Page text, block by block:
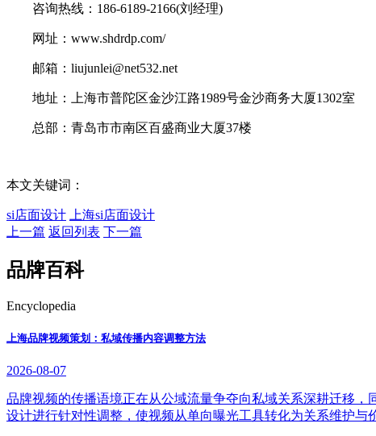
咨询热线：186-6189-2166(刘经理)
网址：www.shdrdp.com/
邮箱：liujunlei@net532.net
地址：上海市普陀区金沙江路1989号金沙商务大厦1302室
总部：青岛市市南区百盛商业大厦37楼
本文关键词：
si店面设计
上海si店面设计
上一篇 返回列表 下一篇
品牌百科
Encyclopedia
上海品牌视频策划：私域传播内容调整方法
2026-08-07
品牌视频的传播语境正在从公域流量争夺向私域关系深耕迁移
设计进行针对性调整，使视频从单向曝光工具转化为关系维护与